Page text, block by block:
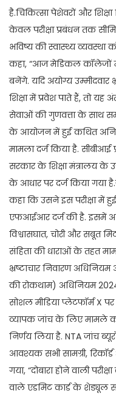
है.चिकित्सा पेशेवरों और शिक्षा
केवल परीक्षा प्रबंधन तक
भविष्य की स्वास्थ्य व्यवस्था
कहा, “आज मेडिकल कॉलेजों
बनेंगे. यदि अयोग्य उम्मीदवार
शिक्षा में प्रवेश पाते हैं, तो यह
सेवाओं की गुणवत्ता के साथ
के आयोजन में हुई कथित
मामला दर्ज किया है.
सरकार के शिक्षा मंत्रालय के
के आधार पर दर्ज किया गया
कहा कि उसने इस परीक्षा
एफआईआर दर्ज की है. इसमें
विश्वासघात, चोरी और सबूत
संहिता की धाराओं के तहत
भ्रष्टाचार निवारण
की रोकथाम) अधिनियम
सोशल मीडिया प्लेटफॉर्म X
व्यापक जांच के लिए मामले
निर्णय लिया है. NTA जांच
आवश्यक सभी सामग्री,
गया, “दोबारा होने वाली
वाले एडमिट कार्ड के शेड्यूल